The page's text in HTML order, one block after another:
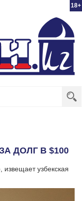
18+
ДОЛГ В $100
узбекская